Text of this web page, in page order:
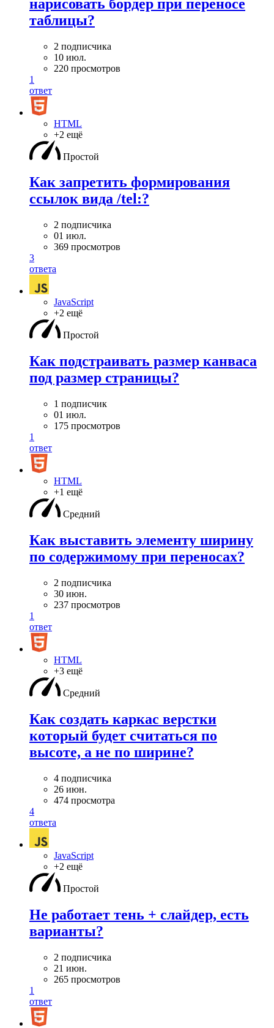
нарисовать бордер при переносе
таблицы?
2 подписчика
10 июл.
220 просмотров
1
ответ
HTML
+2 ещё
Простой
Как запретить формирования
ссылок вида /tel:?
2 подписчика
01 июл.
369 просмотров
3
ответа
JavaScript
+2 ещё
Простой
Как подстраивать размер канваса
под размер страницы?
1 подписчик
01 июл.
175 просмотров
1
ответ
HTML
+1 ещё
Средний
Как выставить элементу ширину
по содержимому при переносах?
2 подписчика
30 июн.
237 просмотров
1
ответ
HTML
+3 ещё
Средний
Как создать каркас верстки
который будет считаться по
высоте, а не по ширине?
4 подписчика
26 июн.
474 просмотра
4
ответа
JavaScript
+2 ещё
Простой
Не работает тень + слайдер, есть
варианты?
2 подписчика
21 июн.
265 просмотров
1
ответ